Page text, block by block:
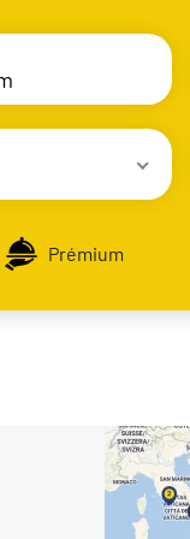
Prémium